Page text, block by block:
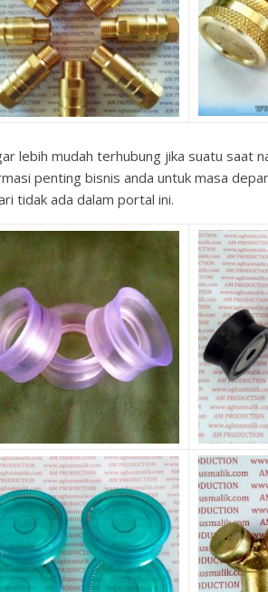
lebih mudah terhubung jika suatu saat
penting bisnis anda untuk masa
tidak ada dalam portal ini.